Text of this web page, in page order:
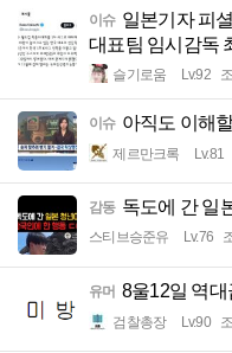
이슈 일본기자 피
대표팀 임시감독
슬기로움 Lv.92
이슈 아직도 이해
제르만크록 Lv.81
감동 독도에 간 일
스티브승준유 Lv.76
유머 8울12일 역대
검찰총장 Lv.90